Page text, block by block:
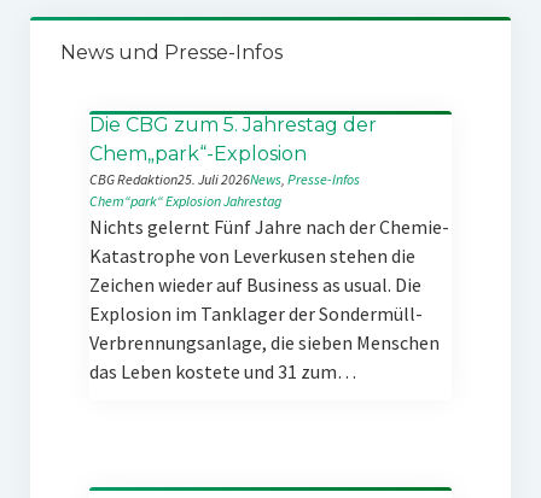
News und Presse-Infos
Die CBG zum 5. Jahrestag der
Chem„park“-Explosion
CBG Redaktion25. Juli 2026News, Presse-Infos
Chem“park“ExplosionJahrestag
Nichts gelernt Fünf Jahre nach der Chemie-
Katastrophe von Leverkusen stehen die
Zeichen wieder auf Business as usual. Die
Explosion im Tanklager der Sondermüll-
Verbrennungsanlage, die sieben Menschen
das Leben kostete und 31 zum…